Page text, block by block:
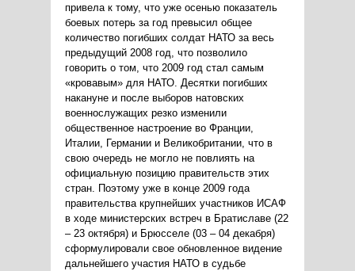
привела к тому, что уже осенью показатель
боевых потерь за год превысил общее
количество погибших солдат НАТО за весь
предыдущий 2008 год, что позволило
говорить о том, что 2009 год стал самым
«кровавым» для НАТО. Десятки погибших
накануне и после выборов натовских
военнослужащих резко изменили
общественное настроение во Франции,
Италии, Германии и Великобритании, что в
свою очередь не могло не повлиять на
официальную позицию правительств этих
стран. Поэтому уже в конце 2009 года
правительства крупнейших участников ИСАФ
в ходе министерских встреч в Братиславе (22
– 23 октября) и Брюсселе (03 – 04 декабря)
сформулировали свое обновленное видение
дальнейшего участия НАТО в судьбе